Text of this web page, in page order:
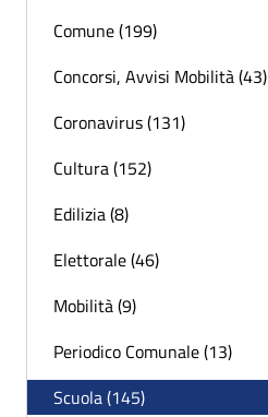
Comune (199)
Concorsi, Avvisi Mobilità (43)
Coronavirus (131)
Cultura (152)
Edilizia (8)
Elettorale (46)
Mobilità (9)
Periodico Comunale (13)
Scuola (145)